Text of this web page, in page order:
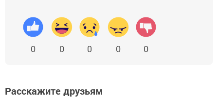
0 0 0 0 0
Расскажите друзьям